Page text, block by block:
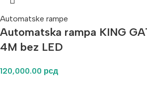
Automatske rampe
Automatska rampa KING
4M bez LED
120,000.00 рсд